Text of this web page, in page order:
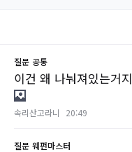
질문 공통
이건 왜 나눠져있는거지
속리산고라니 20:49
질문 웨펀마스터